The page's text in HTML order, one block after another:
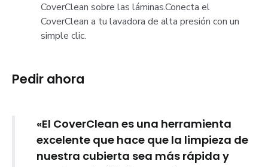
CoverClean sobre las láminas.Conecta el
CoverClean a tu lavadora de alta presión con un
simple clic.
Pedir ahora
«El CoverClean es una herramienta
excelente que hace que la limpieza de
nuestra cubierta sea más rápida y